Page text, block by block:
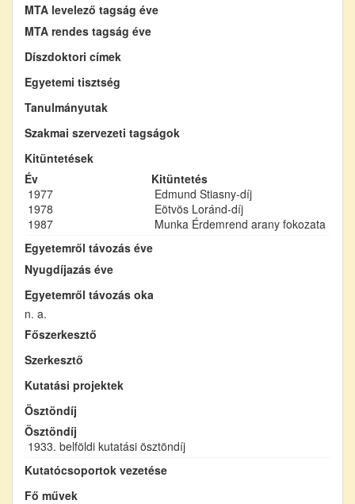
MTA levelező tagság éve
MTA rendes tagság éve
Díszdoktori címek
Egyetemi tisztség
Tanulmányutak
Szakmai szervezeti tagságok
Kitüntetések
Év
Kitüntetés
1977
Edmund Stiasny-díj
1978
Eötvös Loránd-díj
1987
Munka Érdemrend arany fokozata
Egyetemről távozás éve
Nyugdíjazás éve
Egyetemről távozás oka
n. a.
Főszerkesztő
Szerkesztő
Kutatási projektek
Ösztöndíj
Ösztöndíj
1933. belföldi kutatási ösztöndíj
Kutatócsoportok vezetése
Fő művek